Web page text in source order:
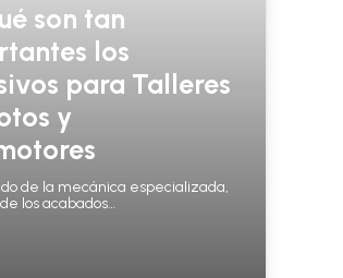
son tan
los
para Talleres
y
de la mecánica especializada,
los acabados…